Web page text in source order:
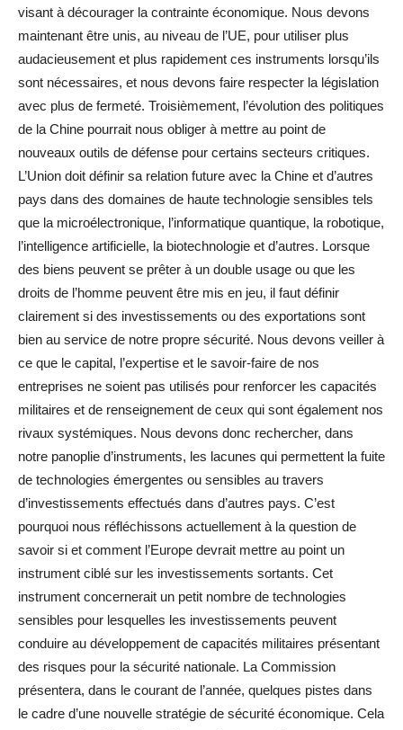
visant à décourager la contrainte économique. Nous devons
maintenant être unis, au niveau de l’UE, pour utiliser plus
audacieusement et plus rapidement ces instruments lorsqu’ils
sont nécessaires, et nous devons faire respecter la législation
avec plus de fermeté. Troisièmement, l’évolution des politiques
de la Chine pourrait nous obliger à mettre au point de
nouveaux outils de défense pour certains secteurs critiques.
L’Union doit définir sa relation future avec la Chine et d’autres
pays dans des domaines de haute technologie sensibles tels
que la microélectronique, l’informatique quantique, la robotique,
l’intelligence artificielle, la biotechnologie et d’autres. Lorsque
des biens peuvent se prêter à un double usage ou que les
droits de l’homme peuvent être mis en jeu, il faut définir
clairement si des investissements ou des exportations sont
bien au service de notre propre sécurité. Nous devons veiller à
ce que le capital, l’expertise et le savoir-faire de nos
entreprises ne soient pas utilisés pour renforcer les capacités
militaires et de renseignement de ceux qui sont également nos
rivaux systémiques. Nous devons donc rechercher, dans
notre panoplie d’instruments, les lacunes qui permettent la fuite
de technologies émergentes ou sensibles au travers
d’investissements effectués dans d’autres pays. C’est
pourquoi nous réfléchissons actuellement à la question de
savoir si et comment l’Europe devrait mettre au point un
instrument ciblé sur les investissements sortants. Cet
instrument concernerait un petit nombre de technologies
sensibles pour lesquelles les investissements peuvent
conduire au développement de capacités militaires présentant
des risques pour la sécurité nationale. La Commission
présentera, dans le courant de l’année, quelques pistes dans
le cadre d’une nouvelle stratégie de sécurité économique. Cela